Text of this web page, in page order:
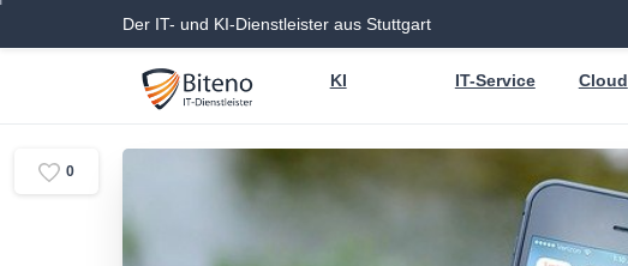
Der IT- und KI-Dienstleister aus Stuttgart
KI IT-Service Cloud
0